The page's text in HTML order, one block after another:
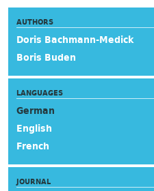
AUTHORS
Doris Bachmann-Medick
Boris Buden
LANGUAGES
German
English
French
JOURNAL